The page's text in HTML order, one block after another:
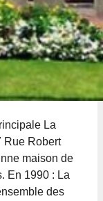
La
Rue Robert
maison de
En 1990 : La
des